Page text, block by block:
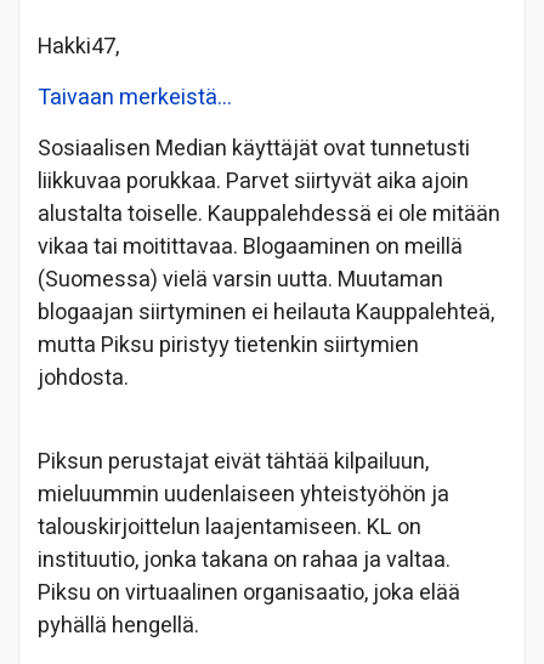
Hakki47,
Taivaan merkeistä…
Sosiaalisen Median käyttäjät ovat tunnetusti
liikkuvaa porukkaa. Parvet siirtyvät aika ajoin
alustalta toiselle. Kauppalehdessä ei ole mitään
vikaa tai moitittavaa. Blogaaminen on meillä
(Suomessa) vielä varsin uutta. Muutaman
blogaajan siirtyminen ei heilauta Kauppalehteä,
mutta Piksu piristyy tietenkin siirtymien
johdosta.
Piksun perustajat eivät tähtää kilpailuun,
mieluummin uudenlaiseen yhteistyöhön ja
talouskirjoittelun laajentamiseen. KL on
instituutio, jonka takana on rahaa ja valtaa.
Piksu on virtuaalinen organisaatio, joka elää
pyhällä hengellä.